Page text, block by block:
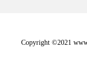
Copyright ©2021